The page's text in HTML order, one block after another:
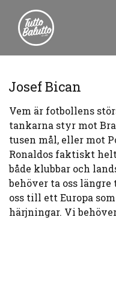
Josef Bican
Vem är fotbollens
tankarna styr mot
tusen mål, eller mot
Ronaldos faktiskt
både klubbar och
behöver ta oss
oss till ett Europa
härjningar. Vi